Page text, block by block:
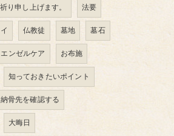
り申し上げます。 法要
仏教徒 墓地 墓石
エンゼルケア お布施
知っておきたいポイント
納骨先を確認する
大晦日